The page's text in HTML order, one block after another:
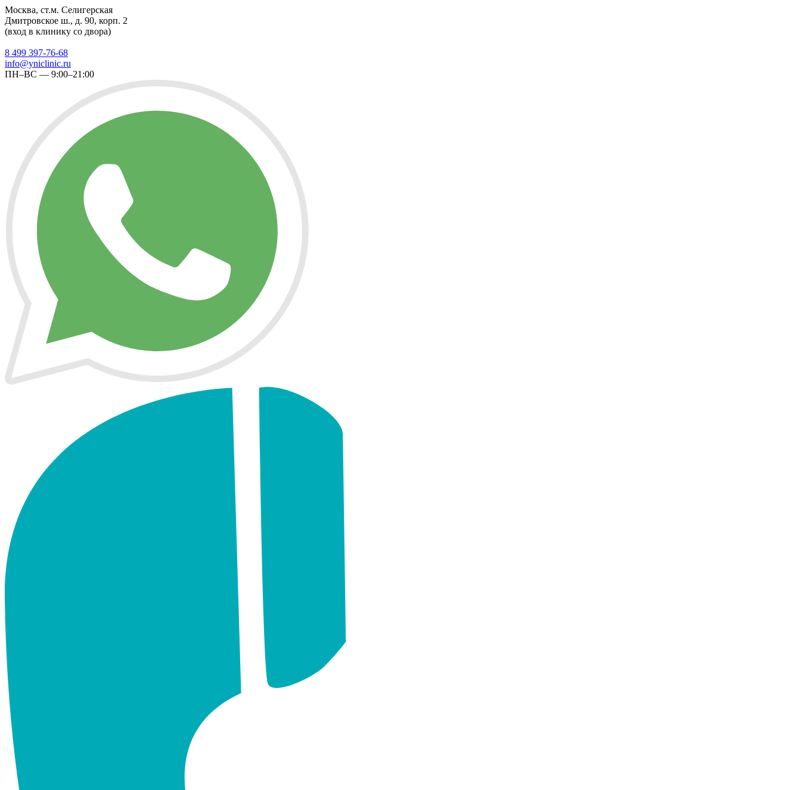
Москва, ст.м. Селигерская
Дмитровское ш., д. 90, корп. 2
(вход в клинику со двора)
8 499 397-76-68
info@yniclinic.ru
ПН–ВС — 9:00–21:00